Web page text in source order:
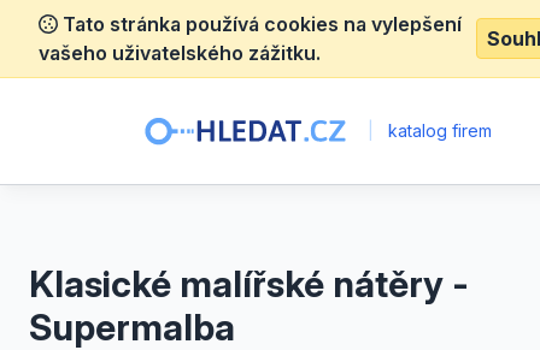
Tato stránka používá cookies na vylepšení
vašeho uživatelského zážitku.
katalog firem
Klasické malířské nátěry -
Supermalba